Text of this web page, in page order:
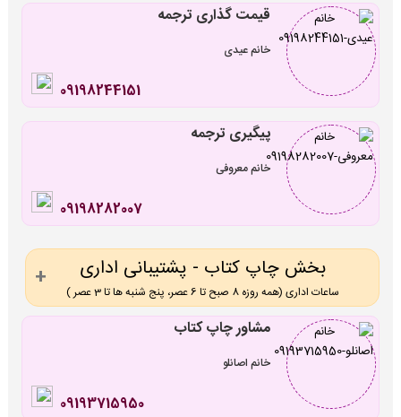
قیمت گذاری ترجمه
خانم عیدی
09198244151
پیگیری ترجمه
خانم معروفی
09198282007
بخش چاپ کتاب - پشتیبانی اداری
ساعات اداری (همه روزه 8 صبح تا 6 عصر، پنج شنبه ها تا 3 عصر )
مشاور چاپ کتاب
خانم اصانلو
09193715950